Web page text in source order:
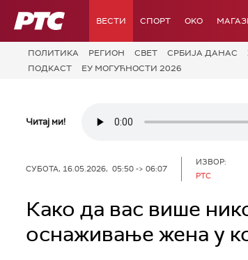
РТС ВЕСТИ СПОРТ OKO
ПОЛИТИКА РЕГИОН СВЕТ СРБИЈА ДАНАС
ПОДКАСТ
ЕУ МОГУЋНОСТИ 2026
Читај ми!
СУБОТА, 16.05.2026, 05:50 -> 06:07
ИЗВОР:
РТС
Како да вас више
оснаживање жена у